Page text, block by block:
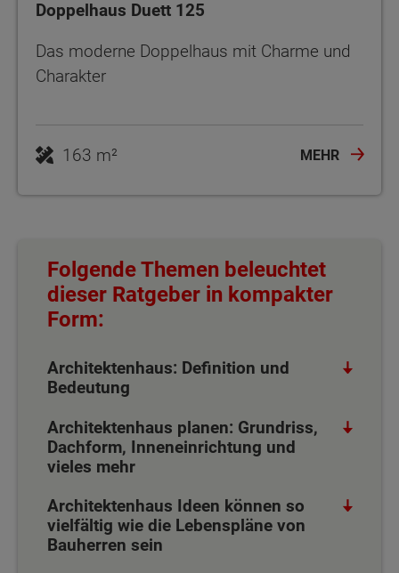
Doppelhaus Duett 125
Das moderne Doppelhaus mit Charme und
Charakter
163 m² MEHR
Folgende Themen beleuchtet
dieser Ratgeber in kompakter
Form:
Architektenhaus: Definition und
Bedeutung
Architektenhaus planen: Grundriss,
Dachform, Inneneinrichtung und
vieles mehr
Architektenhaus Ideen können so
vielfältig wie die Lebenspläne von
Bauherren sein